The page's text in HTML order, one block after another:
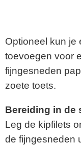
Optioneel kun je
toevoegen voor
fijngesneden
zoete toets.
Bereiding in de
Leg de kipfilets
de fijngesneden